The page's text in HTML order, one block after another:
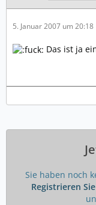
5. Januar 2007 um 20:18
Das ist ja
Sie haben noch
Registrieren